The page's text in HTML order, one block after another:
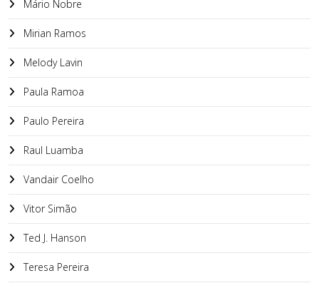
Mário Nobre
Mirian Ramos
Melody Lavin
Paula Ramoa
Paulo Pereira
Raul Luamba
Vandair Coelho
Vitor Simão
Ted J. Hanson
Teresa Pereira